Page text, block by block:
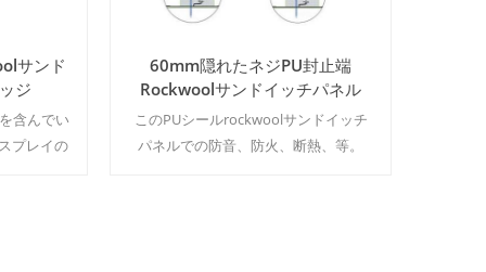
サンド
ジ
含んでい
プレイの
60mm隠れたネジPU封止端
Rockwoolサンドイッチパネル
このPUシールrockwoolサンドイッチ
パネルでの防音、防火、断熱、等。